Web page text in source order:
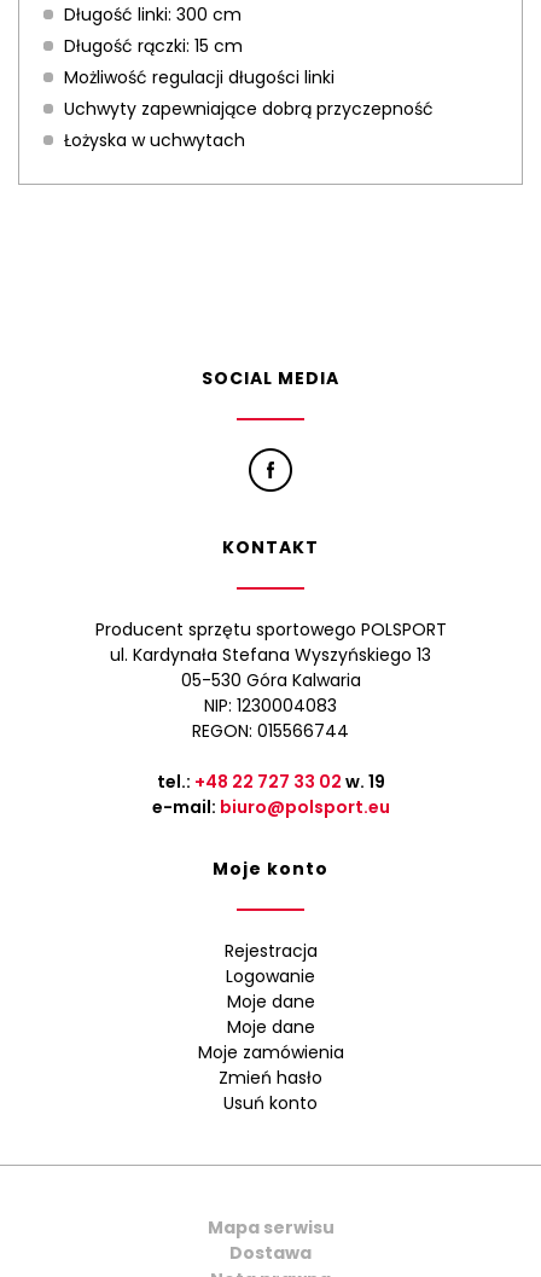
Długość linki: 300 cm
Długość rączki: 15 cm
Możliwość regulacji długości linki
Uchwyty zapewniające dobrą przyczepność
Łożyska w uchwytach
SOCIAL MEDIA
KONTAKT
Producent sprzętu sportowego POLSPORT
ul. Kardynała Stefana Wyszyńskiego 13
05-530 Góra Kalwaria
NIP: 1230004083
REGON: 015566744
tel.: +48 22 727 33 02 w. 19
e-mail: biuro@polsport.eu
Moje konto
Rejestracja
Logowanie
Moje dane
Moje dane
Moje zamówienia
Zmień hasło
Usuń konto
Mapa serwisu
Dostawa